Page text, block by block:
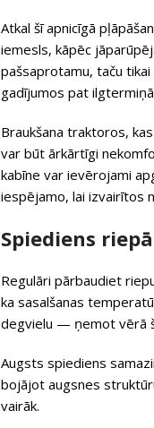
Atkal šī apnicīgā
iemesls, kāpēc
pašsaprotamu, taču
gadījumos pat
Braukšana traktoros,
var būt ārkārtīgi
kabīne var ievērojami
iespējamo, lai izvairītos
Spiediens
Regulāri pārbaudiet
ka sasalšanas
degvielu — ņemot vērā
Augsts spiediens
bojājot augsnes
vairāk.